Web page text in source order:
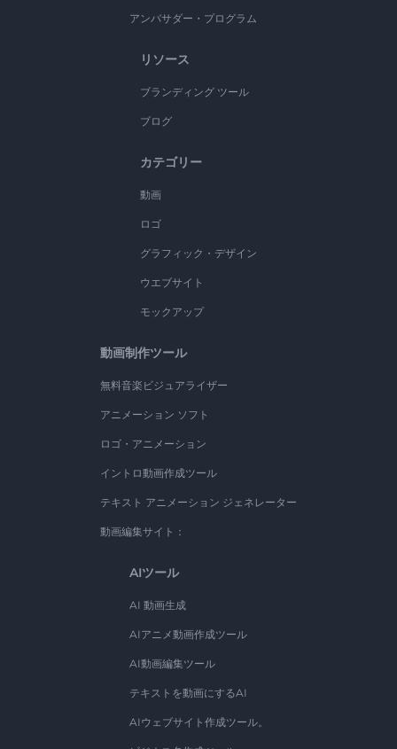
アンバサダー・プログラム
リソース
ブランディング ツール
ブログ
カテゴリー
動画
ロゴ
グラフィック・デザイン
ウエブサイト
モックアップ
動画制作ツール
無料音楽ビジュアライザー
アニメーション ソフト
ロゴ・アニメーション
イントロ動画作成ツール
テキスト アニメーション ジェネレーター
動画編集サイト：
AIツール
AI 動画生成
AIアニメ動画作成ツール
AI動画編集ツール
テキストを動画にするAI
AIウェブサイト作成ツール。